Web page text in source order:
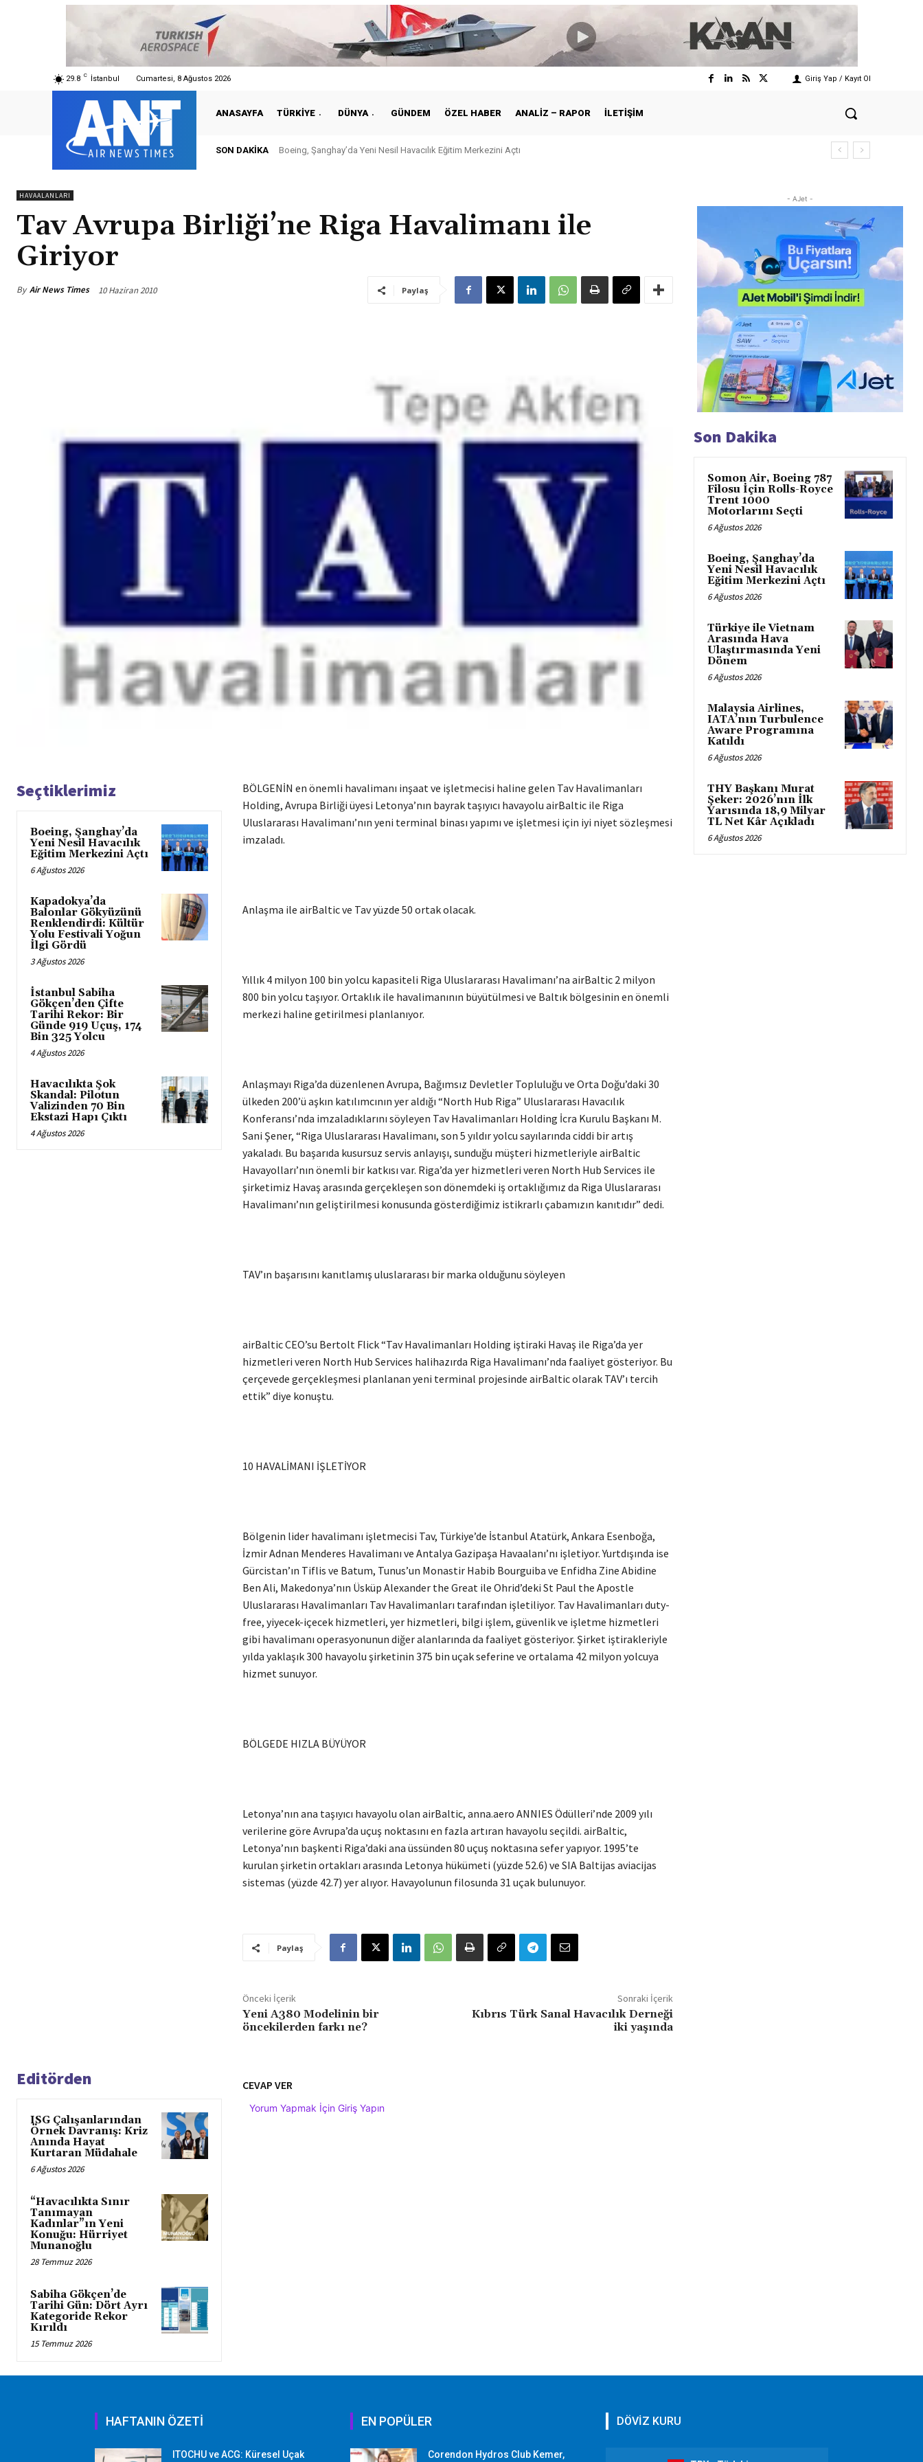
29.8 C İstanbul Cumartesi, 8 Ağustos 2026 Giriş Yap / Kayıt Ol
ANASAYFA TÜRKIYE DÜNYA GÜNDEM ÖZEL HABER ANALIZ – RAPOR İLETIŞIM
SON DAKIKA Boeing, Şanghay’da Yeni Nesil Havacılık Eğitim Merkezini Açtı
HAVAALANLARI
Tav Avrupa Birliği’ne Riga Havalimanı ile
Giriyor
By Air News Times 10 Haziran 2010 Paylaş
Seçtiklerimiz
Boeing, Şanghay’da
Yeni Nesil Havacılık
Eğitim Merkezini Açtı
6 Ağustos 2026
Kapadokya’da
Balonlar Gökyüzünü
Renklendirdi: Kültür
Yolu Festivali Yoğun
İlgi Gördü
3 Ağustos 2026
İstanbul Sabiha
Gökçen’den Çifte
Tarihi Rekor: Bir
Günde 919 Uçuş, 174
Bin 325 Yolcu
4 Ağustos 2026
Havacılıkta Şok
Skandal: Pilotun
Valizinden 70 Bin
Ekstazi Hapı Çıktı
4 Ağustos 2026
BÖLGENİN en önemli havalimanı inşaat ve işletmecisi haline gelen Tav Havalimanları
Holding, Avrupa Birliği üyesi Letonya’nın bayrak taşıyıcı havayolu airBaltic ile Riga
Uluslararası Havalimanı’nın yeni terminal binası yapımı ve işletmesi için iyi niyet sözleşmesi
imzaladı.
Anlaşma ile airBaltic ve Tav yüzde 50 ortak olacak.
Yıllık 4 milyon 100 bin yolcu kapasiteli Riga Uluslararası Havalimanı’na airBaltic 2 milyon
800 bin yolcu taşıyor. Ortaklık ile havalimanının büyütülmesi ve Baltık bölgesinin en önemli
merkezi haline getirilmesi planlanıyor.
Anlaşmayı Riga’da düzenlenen Avrupa, Bağımsız Devletler Topluluğu ve Orta Doğu’daki 30
ülkeden 200’ü aşkın katılımcının yer aldığı “North Hub Riga” Uluslararası Havacılık
Konferansı’nda imzaladıklarını söyleyen Tav Havalimanları Holding İcra Kurulu Başkanı M.
Sani Şener, “Riga Uluslararası Havalimanı, son 5 yıldır yolcu sayılarında ciddi bir artış
yakaladı. Bu başarıda kusursuz servis anlayışı, sunduğu müşteri hizmetleriyle airBaltic
Havayolları’nın önemli bir katkısı var. Riga’da yer hizmetleri veren North Hub Services ile
şirketimiz Havaş arasında gerçekleşen son dönemdeki iş ortaklığımız da Riga Uluslararası
Havalimanı’nın geliştirilmesi konusunda gösterdiğimiz istikrarlı çabamızın kanıtıdır” dedi.
TAV’ın başarısını kanıtlamış uluslararası bir marka olduğunu söyleyen
airBaltic CEO’su Bertolt Flick “Tav Havalimanları Holding iştiraki Havaş ile Riga’da yer
hizmetleri veren North Hub Services halihazırda Riga Havalimanı’nda faaliyet gösteriyor. Bu
çerçevede gerçekleşmesi planlanan yeni terminal projesinde airBaltic olarak TAV’ı tercih
ettik” diye konuştu.
10 HAVALİMANI İŞLETİYOR
Bölgenin lider havalimanı işletmecisi Tav, Türkiye’de İstanbul Atatürk, Ankara Esenboğa,
İzmir Adnan Menderes Havalimanı ve Antalya Gazipaşa Havaalanı’nı işletiyor. Yurtdışında ise
Gürcistan’ın Tiflis ve Batum, Tunus’un Monastir Habib Bourguiba ve Enfidha Zine Abidine
Ben Ali, Makedonya’nın Üsküp Alexander the Great ile Ohrid’deki St Paul the Apostle
Uluslararası Havalimanları Tav Havalimanları tarafından işletiliyor. Tav Havalimanları duty-
free, yiyecek-içecek hizmetleri, yer hizmetleri, bilgi işlem, güvenlik ve işletme hizmetleri
gibi havalimanı operasyonunun diğer alanlarında da faaliyet gösteriyor. Şirket iştirakleriyle
yılda yaklaşık 300 havayolu şirketinin 375 bin uçak seferine ve ortalama 42 milyon yolcuya
hizmet sunuyor.
BÖLGEDE HIZLA BÜYÜYOR
Letonya’nın ana taşıyıcı havayolu olan airBaltic, anna.aero ANNIES Ödülleri’nde 2009 yılı
verilerine göre Avrupa’da uçuş noktasını en fazla artıran havayolu seçildi. airBaltic,
Letonya’nın başkenti Riga’daki ana üssünden 80 uçuş noktasına sefer yapıyor. 1995’te
kurulan şirketin ortakları arasında Letonya hükümeti (yüzde 52.6) ve SIA Baltijas aviacijas
sistemas (yüzde 42.7) yer alıyor. Havayolunun filosunda 31 uçak bulunuyor.
Paylaş
Önceki İçerik
Yeni A380 Modelinin bir
öncekilerden farkı ne?
Sonraki İçerik
Kıbrıs Türk Sanal Havacılık Derneği
iki yaşında
Editörden
ISG Çalışanlarından
Örnek Davranış: Kriz
Anında Hayat
Kurtaran Müdahale
6 Ağustos 2026
“Havacılıkta Sınır
Tanımayan
Kadınlar”ın Yeni
Konuğu: Hürriyet
Munanoğlu
28 Temmuz 2026
Sabiha Gökçen’de
Tarihi Gün: Dört Ayrı
Kategoride Rekor
Kırıldı
15 Temmuz 2026
CEVAP VER
Yorum Yapmak İçin Giriş Yapın
- AJet -
Son Dakika
Somon Air, Boeing 787
Filosu İçin Rolls-Royce
Trent 1000
Motorlarını Seçti
6 Ağustos 2026
Boeing, Şanghay’da
Yeni Nesil Havacılık
Eğitim Merkezini Açtı
6 Ağustos 2026
Türkiye ile Vietnam
Arasında Hava
Ulaştırmasında Yeni
Dönem
6 Ağustos 2026
Malaysia Airlines,
IATA’nın Turbulence
Aware Programına
Katıldı
6 Ağustos 2026
THY Başkanı Murat
Şeker: 2026’nın İlk
Yarısında 18,9 Milyar
TL Net Kâr Açıkladı
6 Ağustos 2026
HAFTANIN ÖZETİ
ITOCHU ve ACG: Küresel Uçak
EN POPÜLER
Corendon Hydros Club Kemer,
DÖVİZ KURU